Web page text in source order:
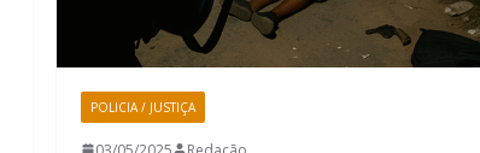
POLICIA / JUSTIÇA